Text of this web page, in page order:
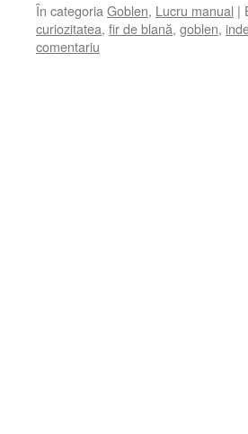
În categoria Goblen, Lucru manual |
curiozitatea, fir de blană, goblen,
comentariu